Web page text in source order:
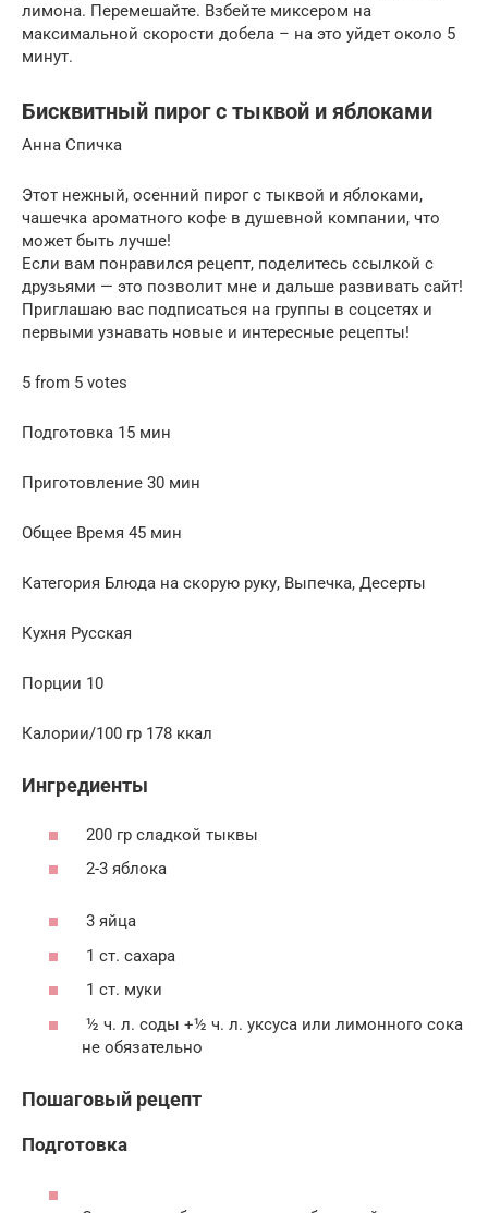
лимона. Перемешайте. Взбейте миксером на
максимальной скорости добела – на это уйдет около 5
минут.
Бисквитный пирог с тыквой и яблоками
Анна Спичка
Этот нежный, осенний пирог с тыквой и яблоками,
чашечка ароматного кофе в душевной компании, что
может быть лучше!
Если вам понравился рецепт, поделитесь ссылкой с
друзьями — это позволит мне и дальше развивать сайт!
Приглашаю вас подписаться на группы в соцсетях и
первыми узнавать новые и интересные рецепты!
5 from 5 votes
Подготовка 15 мин
Приготовление 30 мин
Общее Время 45 мин
Категория Блюда на скорую руку, Выпечка, Десерты
Кухня Русская
Порции 10
Калории/100 гр 178 ккал
Ингредиенты
200 гр сладкой тыквы
2-3 яблока
3 яйца
1 ст. сахара
1 ст. муки
½ ч. л. соды +½ ч. л. уксуса или лимонного сока
не обязательно
Пошаговый рецепт
Подготовка